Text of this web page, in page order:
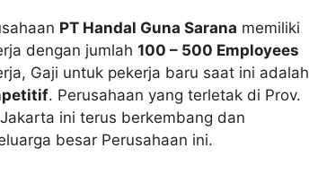
PT Handal Guna Sarana memiliki
dengan jumlah 100 – 500 Employees
Gaji untuk pekerja baru saat ini adalah
. Perusahaan yang terletak di Prov.
ini terus berkembang dan
besar Perusahaan ini.